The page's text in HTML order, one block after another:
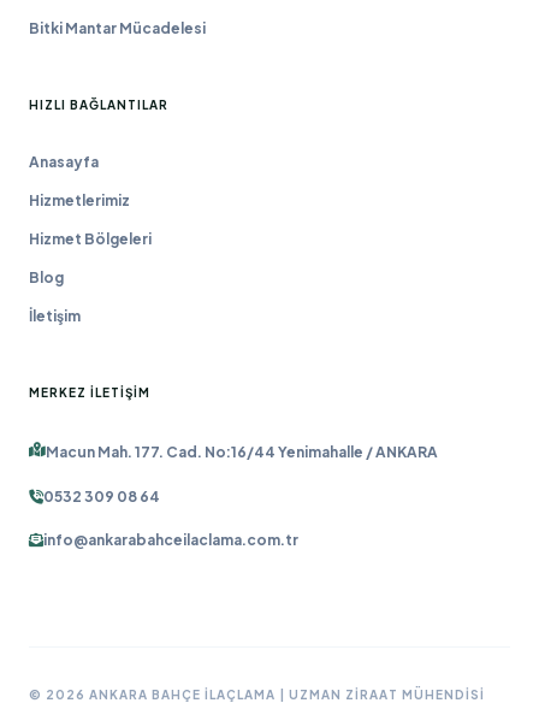
Bitki Mantar Mücadelesi
HIZLI BAĞLANTILAR
Anasayfa
Hizmetlerimiz
Hizmet Bölgeleri
Blog
İletişim
MERKEZ İLETIŞIM
Macun Mah. 177. Cad. No:16/44 Yenimahalle / ANKARA
0532 309 08 64
info@ankarabahceilaclama.com.tr
© 2026 ANKARA BAHÇE İLAÇLAMA | UZMAN ZIRAAT MÜHENDISI